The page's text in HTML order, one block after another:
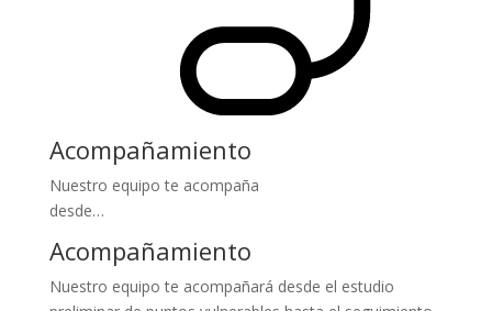
Acompañamiento
Nuestro equipo te acompaña
desde…
Acompañamiento
Nuestro equipo te acompañará desde el estudio